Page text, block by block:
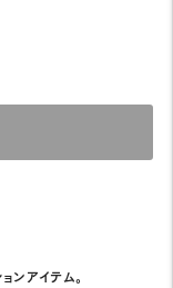
アイテム。